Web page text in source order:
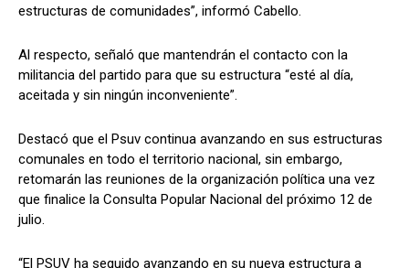
estructuras de comunidades”, informó Cabello.
Al respecto, señaló que mantendrán el contacto con la
militancia del partido para que su estructura “esté al día,
aceitada y sin ningún inconveniente”.
Destacó que el Psuv continua avanzando en sus estructuras
comunales en todo el territorio nacional, sin embargo,
retomarán las reuniones de la organización política una vez
que finalice la Consulta Popular Nacional del próximo 12 de
julio.
“El PSUV ha seguido avanzando en su nueva estructura a